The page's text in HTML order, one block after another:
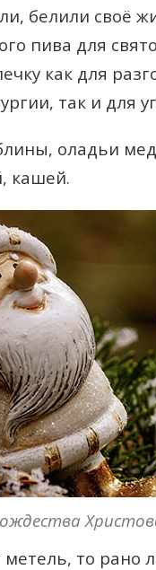
белили своё
пива для
как для
так и для
оладьи
кашей.
то рано